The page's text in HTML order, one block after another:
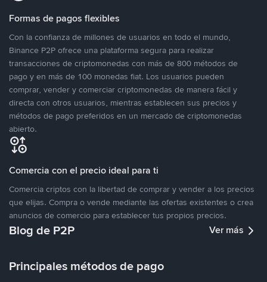
Formas de pagos flexibles
Con la confianza de millones de usuarios en todo el mundo,
Binance P2P ofrece una plataforma segura para realizar
transacciones de criptomonedas con más de 800 métodos de
pago y en más de 100 monedas fiat. Los usuarios pueden
comprar, vender y comerciar criptomonedas de manera fácil y
directa con otros usuarios, mientras establecen sus precios y
métodos de pago preferidos en un mercado de criptomonedas
abierto.
Comercia con el precio ideal para ti
Comercia criptos con la libertad de comprar y vender a los precios
que elijas. Compra o vende mediante las ofertas existentes o crea
anuncios de comercio para establecer tus propios precios.
Blog de P2P Ver más
Principales métodos de pago